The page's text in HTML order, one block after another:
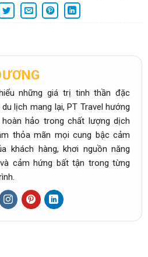
những giá trị tinh thần đặc
lịch mang lại, PT Travel hướng
hảo trong chất lượng dịch
thỏa mãn mọi cung bậc cảm
khách hàng, khơi nguồn năng
cảm hứng bất tận trong từng